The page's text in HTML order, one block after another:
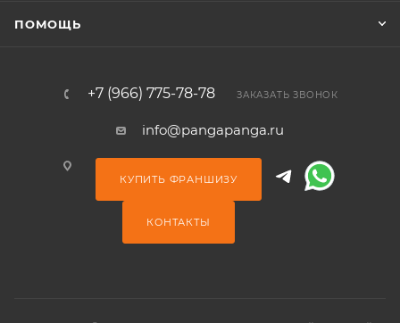
ПОМОЩЬ
+7 (966) 775-78-78 ЗАКАЗАТЬ ЗВОНОК
info@pangapanga.ru
КУПИТЬ ФРАНШИЗУ
КОНТАКТЫ